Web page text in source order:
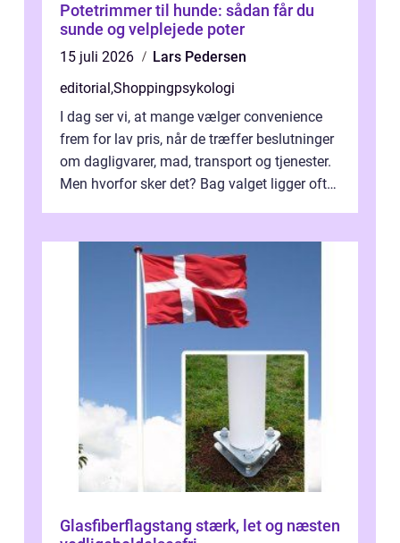
Potetrimmer til hunde: sådan får du
sunde og velplejede poter
15 juli 2026
Lars Pedersen
editorial,Shoppingpsykologi
I dag ser vi, at mange vælger convenience
frem for lav pris, når de træffer beslutninger
om dagligvarer, mad, transport og tjenester.
Men hvorfor sker det? Bag valget ligger ofte
Glasfiberflagstang stærk, let og næsten